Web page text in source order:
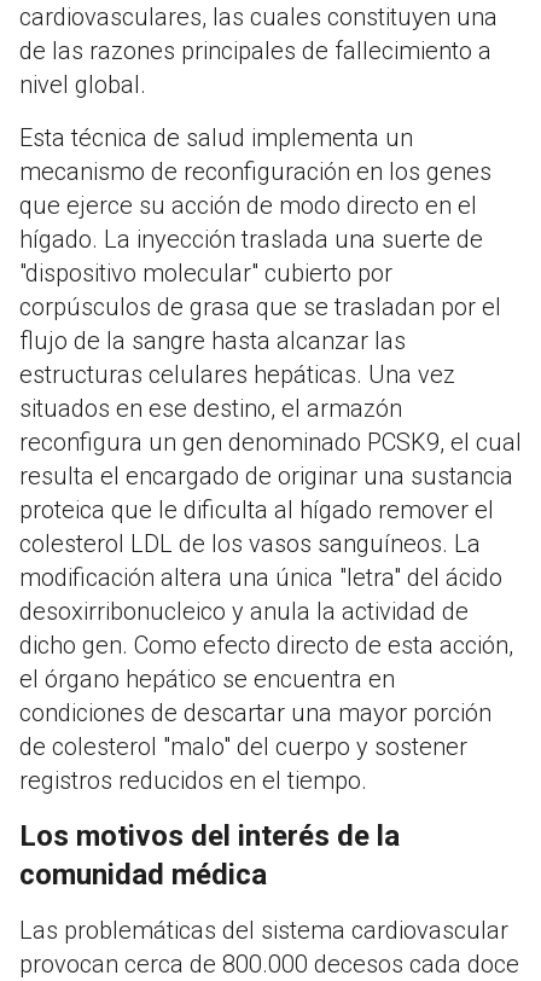
cardiovasculares, las cuales constituyen una
de las razones principales de fallecimiento a
nivel global.
Esta técnica de salud implementa un
mecanismo de reconfiguración en los genes
que ejerce su acción de modo directo en el
hígado. La inyección traslada una suerte de
"dispositivo molecular" cubierto por
corpúsculos de grasa que se trasladan por el
flujo de la sangre hasta alcanzar las
estructuras celulares hepáticas. Una vez
situados en ese destino, el armazón
reconfigura un gen denominado PCSK9, el cual
resulta el encargado de originar una sustancia
proteica que le dificulta al hígado remover el
colesterol LDL de los vasos sanguíneos. La
modificación altera una única "letra" del ácido
desoxirribonucleico y anula la actividad de
dicho gen. Como efecto directo de esta acción,
el órgano hepático se encuentra en
condiciones de descartar una mayor porción
de colesterol "malo" del cuerpo y sostener
registros reducidos en el tiempo.
Los motivos del interés de la
comunidad médica
Las problemáticas del sistema cardiovascular
provocan cerca de 800.000 decesos cada doce